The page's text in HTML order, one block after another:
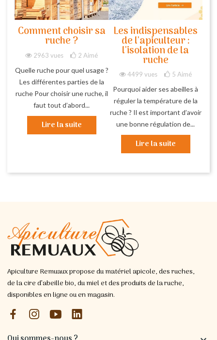
Comment choisir sa
ruche ?
2963 vues 2 Aimé
Quelle ruche pour quel usage ?
Les différentes parties de la
ruche Pour choisir une ruche, il
faut tout d’abord...
Lire la suite
Les indispensables
de l'apiculteur :
l'isolation de la
ruche
4499 vues 5 Aimé
Pourquoi aider ses abeilles à
réguler la température de la
ruche ? Il est important d’avoir
une bonne régulation de...
Lire la suite
Apiculture Remuaux propose du matériel apicole, des ruches,
de la cire d’abeille bio, du miel et des produits de la ruche,
disponibles en ligne ou en magasin.